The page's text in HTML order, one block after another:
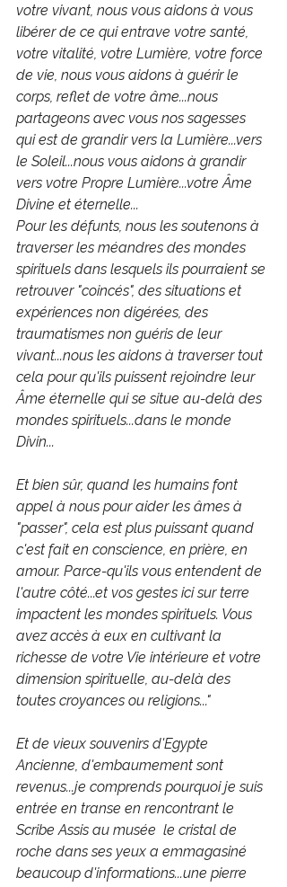
votre vivant, nous vous aidons à vous
libérer de ce qui entrave votre santé,
votre vitalité, votre Lumière, votre force
de vie, nous vous aidons à guérir le
corps, reflet de votre âme...nous
partageons avec vous nos sagesses
qui est de grandir vers la Lumière...vers
le Soleil...nous vous aidons à grandir
vers votre Propre Lumière...votre Âme
Divine et éternelle...
Pour les défunts, nous les soutenons à
traverser les méandres des mondes
spirituels dans lesquels ils pourraient se
retrouver "coincés", des situations et
expériences non digérées, des
traumatismes non guéris de leur
vivant...nous les aidons à traverser tout
cela pour qu'ils puissent rejoindre leur
Âme éternelle qui se situe au-delà des
mondes spirituels...dans le monde
Divin...
Et bien sûr, quand les humains font
appel à nous pour aider les âmes à
"passer", cela est plus puissant quand
c'est fait en conscience, en prière, en
amour. Parce-qu'ils vous entendent de
l'autre côté...et vos gestes ici sur terre
impactent les mondes spirituels. Vous
avez accès à eux en cultivant la
richesse de votre Vie intérieure et votre
dimension spirituelle, au-delà des
toutes croyances ou religions..."
Et de vieux souvenirs d'Egypte
Ancienne, d'embaumement sont
revenus...je comprends pourquoi je suis
entrée en transe en rencontrant le
Scribe Assis au musée  le cristal de
roche dans ses yeux a emmagasiné
beaucoup d'informations...une pierre